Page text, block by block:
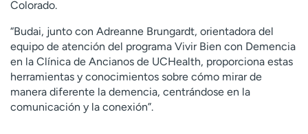
Colorado.
“Budai, junto con Adreanne Brungardt, orientadora del
equipo de atención del programa Vivir Bien con Demencia
en la Clínica de Ancianos de UCHealth, proporciona estas
herramientas y conocimientos sobre cómo mirar de
manera diferente la demencia, centrándose en la
comunicación y la conexión”.